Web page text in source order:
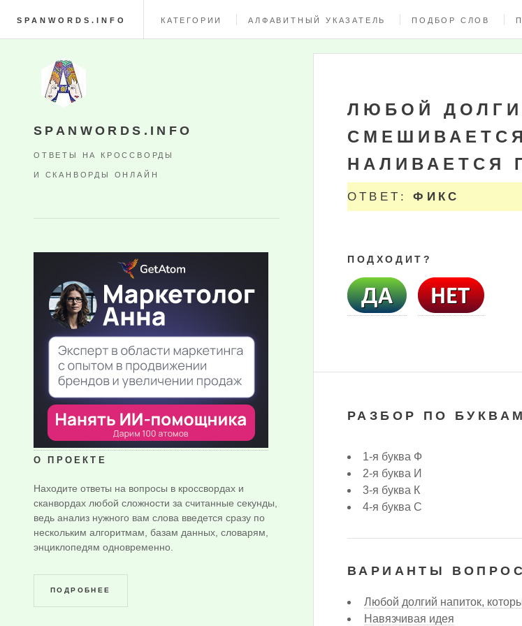
SPANWORDS.INFO КАТЕГОРИИ АЛФАВИТНЫЙ УКАЗАТЕЛЬ ПОДБОР СЛОВ
ЛЮБОЙ
НАЛИВАЕТСЯ
ОТВЕТ:ФИКС
ПОДХОДИТ?
РАЗБОР ПО
1-я буква Ф
2-я буква И
3-я буква К
4-я буква С
ВАРИАНТЫ
Любой долгий напиток,
Навязчивая идея
SPANWORDS.INFO
ОТВЕТЫ НА КРОССВОРДЫ
И СКАНВОРДЫ ОНЛАЙН
О ПРОЕКТЕ
Находите ответы на вопросы в кроссвордах и
сканвордах любой сложности за считанные секунды,
ведь анализ нужного вам слова введется сразу по
нескольким алгоритмам, базам данных, словарям,
энциклопедям одновременно.
ПОДРОБНЕЕ